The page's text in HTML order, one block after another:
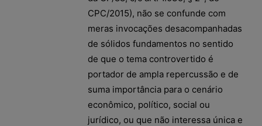
CPC/2015), não se confunde com
meras invocações desacompanhadas
de sólidos fundamentos no sentido
de que o tema controvertido é
portador de ampla repercussão e de
suma importância para o cenário
econômico, político, social ou
jurídico, ou que não interessa única e